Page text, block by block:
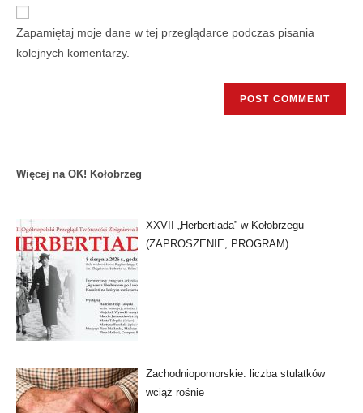
Zapamiętaj moje dane w tej przeglądarce podczas pisania
kolejnych komentarzy.
Więcej na OK! Kołobrzeg
XXVII „Herbertiada” w Kołobrzegu
(ZAPROSZENIE, PROGRAM)
Zachodniopomorskie: liczba stulatków
wciąż rośnie